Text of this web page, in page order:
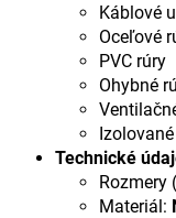
Káblové
Oceľové
PVC rúry
Ohybné
Technické
Rozmery
Materiál: